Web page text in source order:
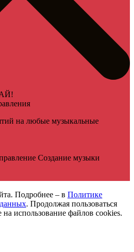
на любые музыкальные
Создание музыки
Подробнее – в Политике
. Продолжая пользоваться
на использование файлов cookies.